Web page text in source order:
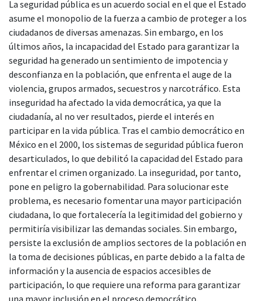
La seguridad pública es un acuerdo social en el que el Estado
asume el monopolio de la fuerza a cambio de proteger a los
ciudadanos de diversas amenazas. Sin embargo, en los
últimos años, la incapacidad del Estado para garantizar la
seguridad ha generado un sentimiento de impotencia y
desconfianza en la población, que enfrenta el auge de la
violencia, grupos armados, secuestros y narcotráfico. Esta
inseguridad ha afectado la vida democrática, ya que la
ciudadanía, al no ver resultados, pierde el interés en
participar en la vida pública. Tras el cambio democrático en
México en el 2000, los sistemas de seguridad pública fueron
desarticulados, lo que debilitó la capacidad del Estado para
enfrentar el crimen organizado. La inseguridad, por tanto,
pone en peligro la gobernabilidad. Para solucionar este
problema, es necesario fomentar una mayor participación
ciudadana, lo que fortalecería la legitimidad del gobierno y
permitiría visibilizar las demandas sociales. Sin embargo,
persiste la exclusión de amplios sectores de la población en
la toma de decisiones públicas, en parte debido a la falta de
información y la ausencia de espacios accesibles de
participación, lo que requiere una reforma para garantizar
una mayor inclusión en el proceso democrático.